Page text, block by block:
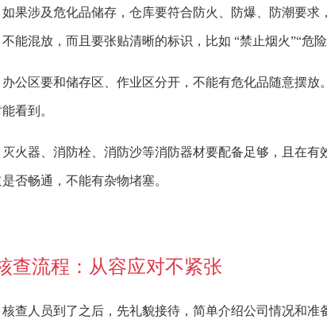
如果涉及危化品储存，仓库要符合防火、防爆、防潮要
能混放，而且要张贴清晰的标识，比如 “禁止烟火”“危
办公区要和储存区、作业区分开，不能有危化品随意摆放
看到。
灭火器、消防栓、消防沙等消防器材要配备足够，且在
否畅通，不能有杂物堵塞。
查流程：从容应对不紧张
核查人员到了之后，先礼貌接待，简单介绍公司情况和准